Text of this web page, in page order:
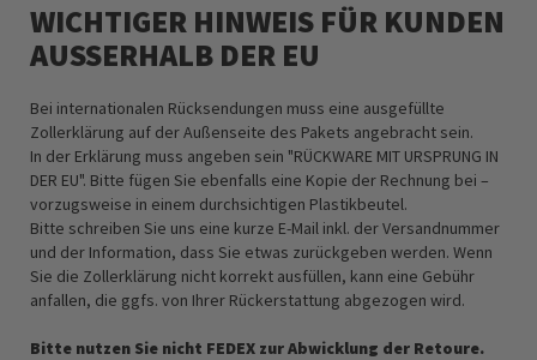
WICHTIGER HINWEIS FÜR KUNDEN
AUSSERHALB DER EU
Bei internationalen Rücksendungen muss eine ausgefüllte
Zollerklärung auf der Außenseite des Pakets angebracht sein.
In der Erklärung muss angeben sein "RÜCKWARE MIT URSPRUNG IN
DER EU". Bitte fügen Sie ebenfalls eine Kopie der Rechnung bei –
vorzugsweise in einem durchsichtigen Plastikbeutel.
Bitte schreiben Sie uns eine kurze E-Mail inkl. der Versandnummer
und der Information, dass Sie etwas zurückgeben werden. Wenn
Sie die Zollerklärung nicht korrekt ausfüllen, kann eine Gebühr
anfallen, die ggfs. von Ihrer Rückerstattung abgezogen wird.
Bitte nutzen Sie nicht FEDEX zur Abwicklung der Retoure.